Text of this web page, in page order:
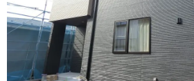
ニュース
イベント